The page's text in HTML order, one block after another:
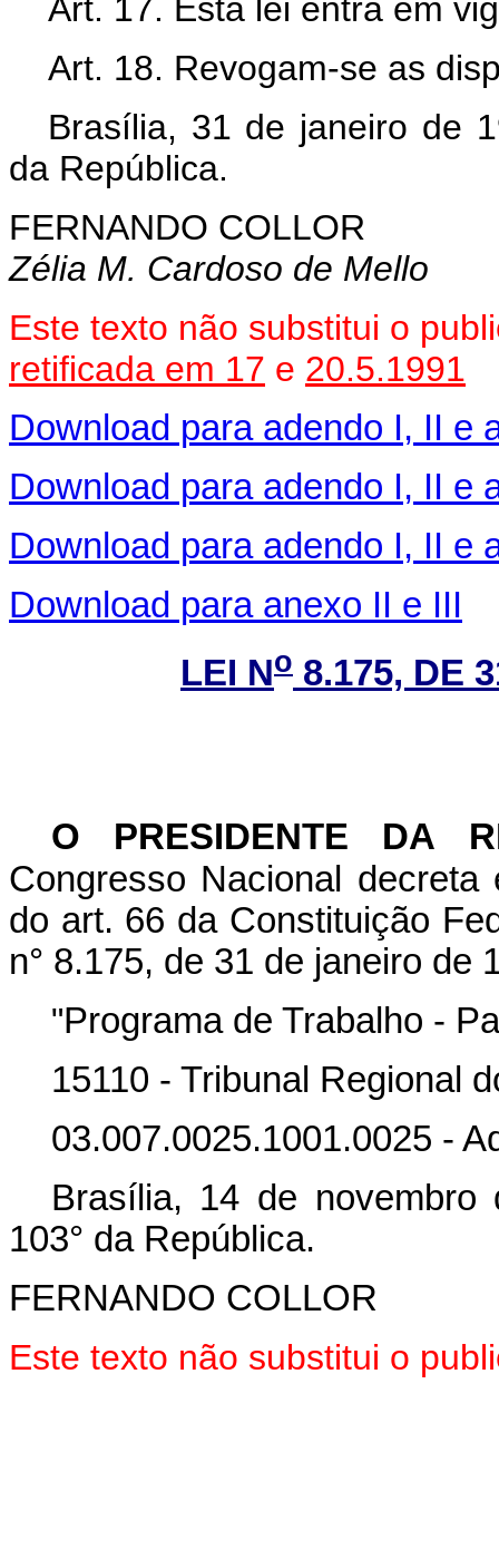
Art. 17. Esta lei entra em
Art. 18. Revogam-se as
Brasília, 31 de janeiro de
da República.
FERNANDO COLLOR
Zélia M. Cardoso de Mello
Este texto não substitui o
retificada em 17 e 20.5.1991
Download para adendo I, II e
Download para adendo I, II e
Download para adendo I, II e
Download para anexo II e III
LEI No 8.175, DE
O PRESIDENTE DA
Congresso Nacional
do art. 66 da Constituição
n° 8.175, de 31 de janeiro de
"Programa de Trabalho -
15110 - Tribunal Regional
03.007.0025.1001.0025 -
Brasília, 14 de novembro
103° da República.
FERNANDO COLLOR
Este texto não substitui o